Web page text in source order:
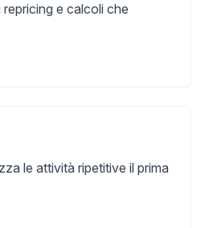
e calcoli che
le attività ripetitive il prima